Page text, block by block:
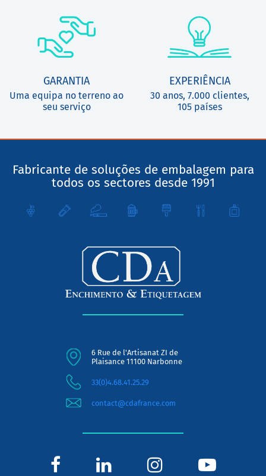
GARANTIA
Uma equipa no terreno ao
seu serviço
EXPERIÊNCIA
30 anos, 7.000 clientes,
105 países
Fabricante de soluções de embalagem para
todos os sectores desde 1991
6 Rue de l'Artisanat ZI de
Plaisance 11100 Narbonne
33(0)4.68.41.25.29
contact@cdafrance.com